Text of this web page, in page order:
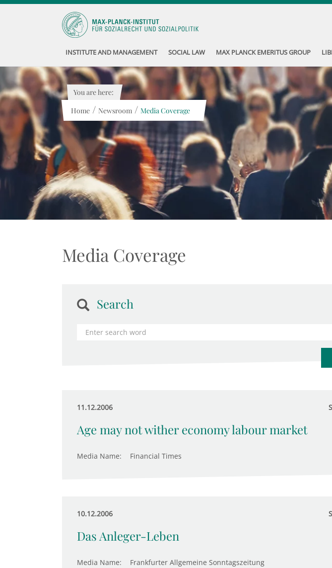
INSTITUTE AND MANAGEMENT SOCIAL LAW MAX PLANCK EMERITUS GROUP
You are here:
Home / Newsroom / Media Coverage
Media Coverage
Search
11.12.2006
Age may not wither economy labour market
Media Name: Financial Times
10.12.2006
Das Anleger-Leben
Media Name: Frankfurter Allgemeine Sonntagszeitung